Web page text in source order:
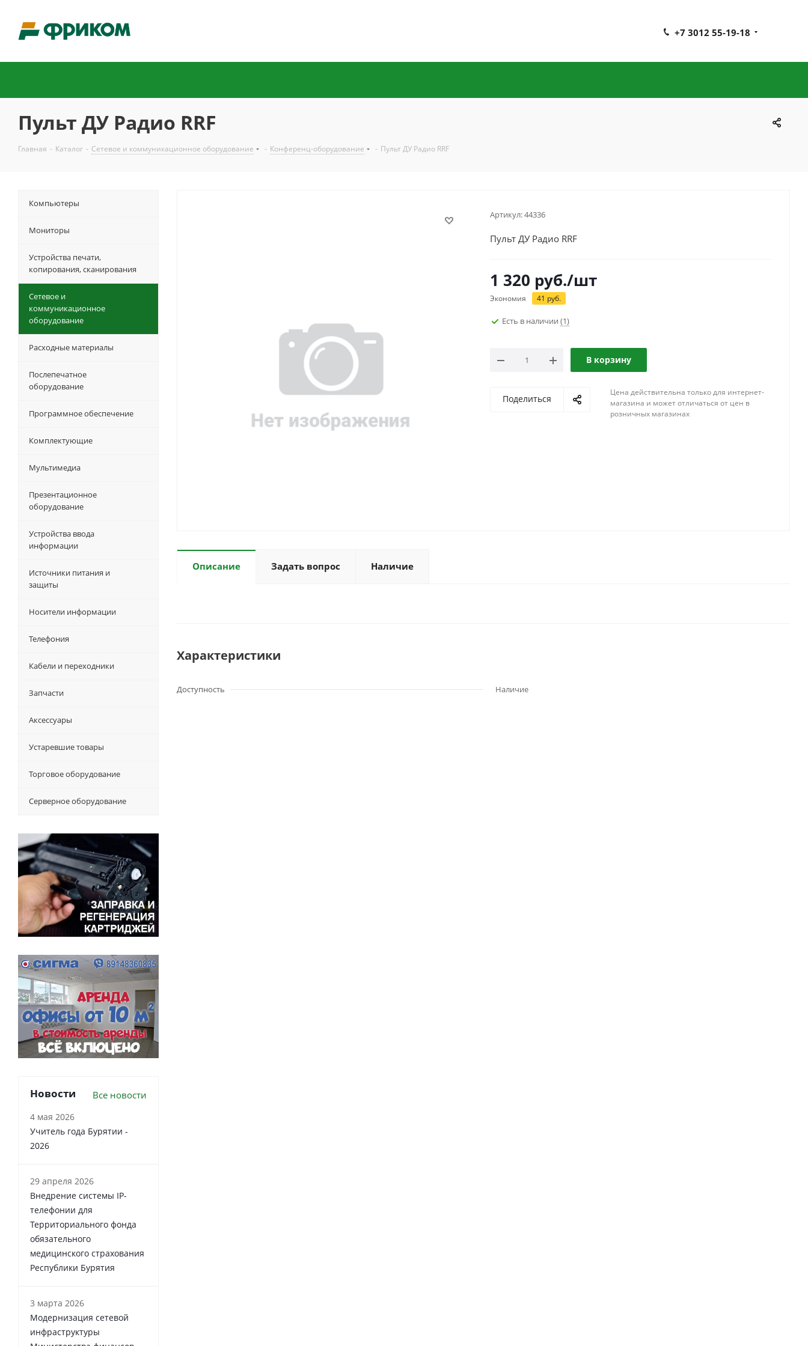
+7 3012 55-19-18
Пульт ДУ Радио RRF
Главная - Каталог - Сетевое и коммуникационное оборудование - Конференц-оборудование - Пульт ДУ Радио RRF
Артикул:44336
Пульт ДУ Радио RRF
1 320 руб./шт
Экономия 41 руб.
Есть в наличии (1)
В корзину
Поделиться
Цена действительна только для интернет-
магазина и может отличаться от цен в
розничных магазинах
Описание Задать вопрос Наличие
Характеристики
Доступность Наличие
Компьютеры
Мониторы
Устройства печати,
копирования, сканирования
Сетевое и
коммуникационное
оборудование
Расходные материалы
Послепечатное
оборудование
Программное обеспечение
Комплектующие
Мультимедиа
Презентационное
оборудование
Устройства ввода
информации
Источники питания и
защиты
Носители информации
Телефония
Кабели и переходники
Запчасти
Аксессуары
Устаревшие товары
Торговое оборудование
Серверное оборудование
Новости Все новости
4 мая 2026
Учитель года Бурятии -
2026
29 апреля 2026
Внедрение системы IP-
телефонии для
Территориального фонда
обязательного
медицинского страхования
Республики Бурятия
3 марта 2026
Модернизация сетевой
инфраструктуры